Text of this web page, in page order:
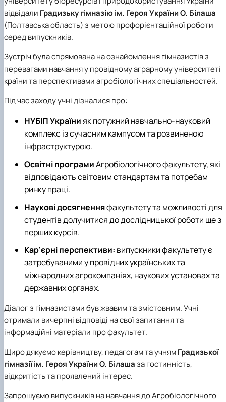
відвідали Градизьку гімназію ім. Героя України О. Білаша
(Полтавська область) з метою профорієнтаційної роботи
серед випускників.
Зустріч була спрямована на ознайомлення гімназистів з
перевагами навчання у провідному аграрному університеті
країни та перспективами агробіологічних спеціальностей.
Під час заходу учні дізналися про:
НУБІП Українияк потужний навчально-науковий
комплекс із сучасним кампусом та розвиненою
інфраструктурою.
Освітні програмиАгробіологічного факультету, які
відповідають світовим стандартам та потребам
ринку праці.
Наукові досягненняфакультету та можливості для
студентів долучитися до дослідницької роботи ще з
перших курсів.
Кар'єрні перспективи: випускники факультету є
затребуваними у провідних українських та
міжнародних агрокомпаніях, наукових установах та
державних органах.
Діалог з гімназистами був жвавим та змістовним. Учні
отримали вичерпні відповіді на свої запитання та
інформаційні матеріали про факультет.
Щиро дякуємо керівництву, педагогам та учнямГрадизької
гімназії ім. Героя України О. Білашаза гостинність,
відкритість та проявлений інтерес.
Запрошуємо випускників на навчання до Агробіологічного